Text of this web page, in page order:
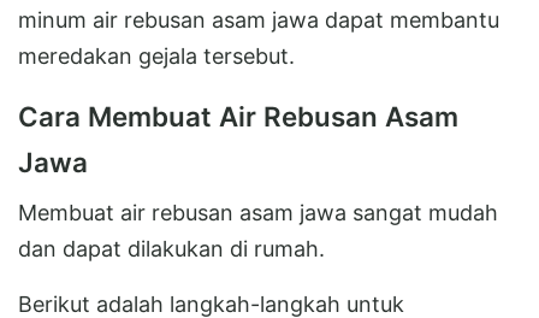
minum air rebusan asam jawa dapat membantu
meredakan gejala tersebut.
Cara Membuat Air Rebusan Asam
Jawa
Membuat air rebusan asam jawa sangat mudah
dan dapat dilakukan di rumah.
Berikut adalah langkah-langkah untuk